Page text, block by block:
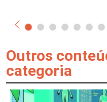
Outros
categoria